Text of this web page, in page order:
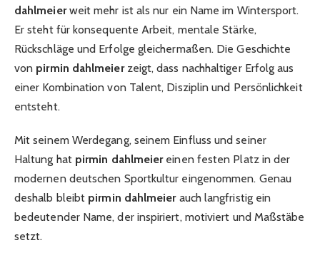
dahlmeierweit mehr ist als nur ein Name im Wintersport.
Er steht für konsequente Arbeit, mentale Stärke,
Rückschläge und Erfolge gleichermaßen. Die Geschichte
von pirmin dahlmeierzeigt, dass nachhaltiger Erfolg aus
einer Kombination von Talent, Disziplin und Persönlichkeit
entsteht.
Mit seinem Werdegang, seinem Einfluss und seiner
Haltung hat pirmin dahlmeiereinen festen Platz in der
modernen deutschen Sportkultur eingenommen. Genau
deshalb bleibt pirmin dahlmeierauch langfristig ein
bedeutender Name, der inspiriert, motiviert und Maßstäbe
setzt.